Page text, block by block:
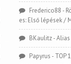
Frederico88 -
es: Első lépések /
BKaulitz-
Papyrus - TOP